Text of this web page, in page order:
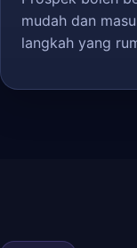
mudah dan
langkah yang